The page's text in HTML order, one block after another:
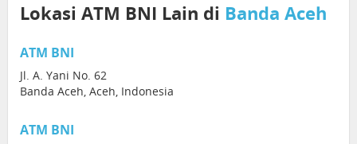
Lokasi ATM BNI Lain di Banda Aceh
ATM BNI
Jl. A. Yani No. 62
Banda Aceh, Aceh, Indonesia
ATM BNI